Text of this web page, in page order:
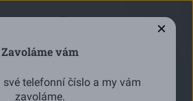
Zavoláme vám
své telefonní číslo a my vám
zavoláme.